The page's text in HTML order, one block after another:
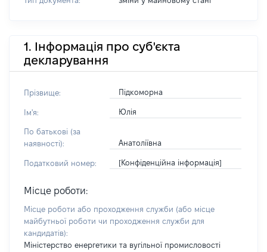
1. Інформація про суб'єкта
декларування
Прізвище: Підкоморна
Ім'я: Юлія
По батькові (за
наявності):
Анатоліївна
Податковий номер: [Конфіденційна інформація]
Місце роботи:
Місце роботи або проходження служби (або місце
майбутньої роботи чи проходження служби для
кандидатів):
Міністерство енергетики та вугільної промисловості